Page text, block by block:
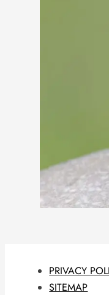
PRIVACY
SITEMAP